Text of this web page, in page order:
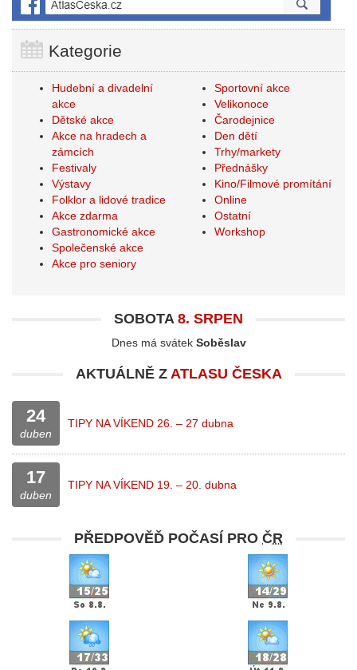
Kategorie
Hudební a divadelní
akce
Dětské akce
Akce na hradech a
zámcích
Festivaly
Výstavy
Folklor a lidové tradice
Akce zdarma
Gastronomické akce
Společenské akce
Akce pro seniory
Sportovní akce
Velikonoce
Čarodejnice
Den dětí
Trhy/markety
Přednášky
Kino/Filmové promítání
Online
Ostatní
Workshop
SOBOTA 8. SRPEN
Dnes má svátek Soběslav
AKTUÁLNĚ Z ATLASU ČESKA
24
duben
TIPY NA VÍKEND 26. – 27 dubna
17
duben
TIPY NA VÍKEND 19. – 20. dubna
PŘEDPOVĚĎ POČASÍ PRO ČR